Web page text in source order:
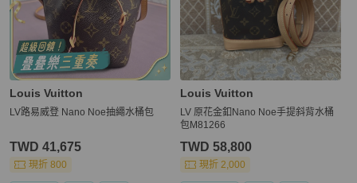
Louis Vuitton
LV路易威登 Nano Noe抽繩水桶包
TWD 41,675
現折 800
Louis Vuitton
LV 原花金釦Nano Noe手提斜背水桶
包M81266
TWD 58,800
現折 2,000